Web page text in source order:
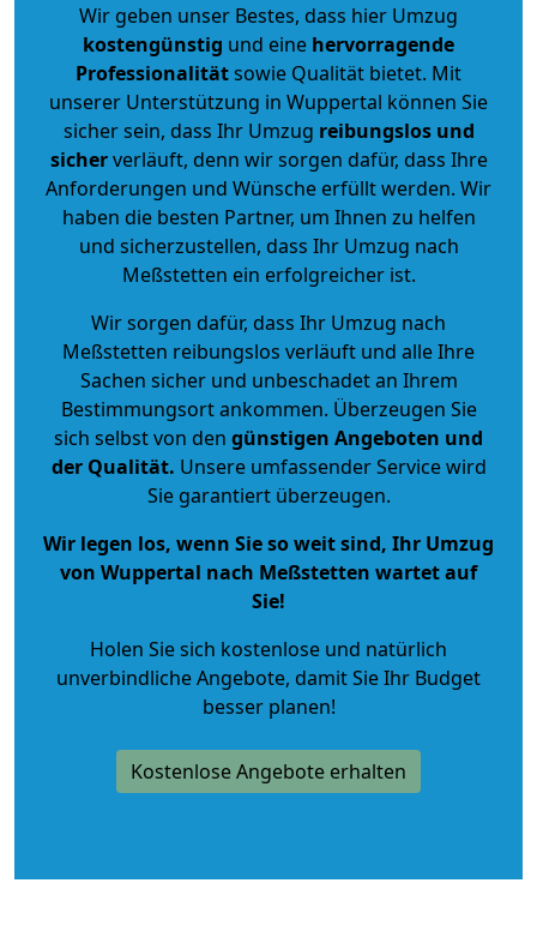
Wir geben unser Bestes, dass hier Umzug
kostengünstig und eine hervorragende
Professionalitätsowie Qualität bietet. Mit
unserer Unterstützung in Wuppertal können Sie
sicher sein, dass Ihr Umzug reibungslos und
sicherverläuft, denn wir sorgen dafür, dass Ihre
Anforderungen und Wünsche erfüllt werden. Wir
haben die besten Partner, um Ihnen zu helfen
und sicherzustellen, dass Ihr Umzug nach
Meßstetten ein erfolgreicher ist.
Wir sorgen dafür, dass Ihr Umzug nach
Meßstetten reibungslos verläuft und alle Ihre
Sachen sicher und unbeschadet an Ihrem
Bestimmungsort ankommen. Überzeugen Sie
sich selbst von den günstigen Angeboten und
der Qualität. Unsere umfassender Service wird
Sie garantiert überzeugen.
Wir legen los, wenn Sie so weit sind, Ihr Umzug
von Wuppertal nach Meßstetten wartet auf
Sie!
Holen Sie sich kostenlose und natürlich
unverbindliche Angebote, damit Sie Ihr Budget
besser planen!
Kostenlose Angebote erhalten